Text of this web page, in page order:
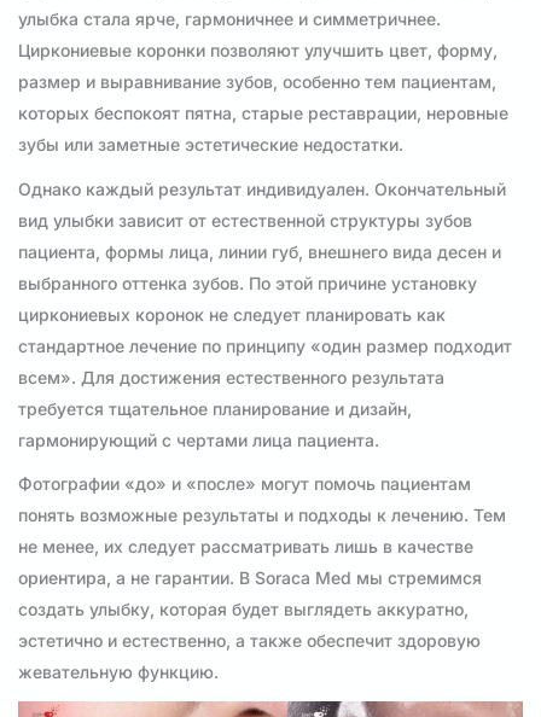
улыбка стала ярче, гармоничнее и симметричнее.
Циркониевые коронки позволяют улучшить цвет, форму,
размер и выравнивание зубов, особенно тем пациентам,
которых беспокоят пятна, старые реставрации, неровные
зубы или заметные эстетические недостатки.
Однако каждый результат индивидуален. Окончательный
вид улыбки зависит от естественной структуры зубов
пациента, формы лица, линии губ, внешнего вида десен и
выбранного оттенка зубов. По этой причине установку
циркониевых коронок не следует планировать как
стандартное лечение по принципу «один размер подходит
всем». Для достижения естественного результата
требуется тщательное планирование и дизайн,
гармонирующий с чертами лица пациента.
Фотографии «до» и «после» могут помочь пациентам
понять возможные результаты и подходы к лечению. Тем
не менее, их следует рассматривать лишь в качестве
ориентира, а не гарантии. В Soraca Med мы стремимся
создать улыбку, которая будет выглядеть аккуратно,
эстетично и естественно, а также обеспечит здоровую
жевательную функцию.